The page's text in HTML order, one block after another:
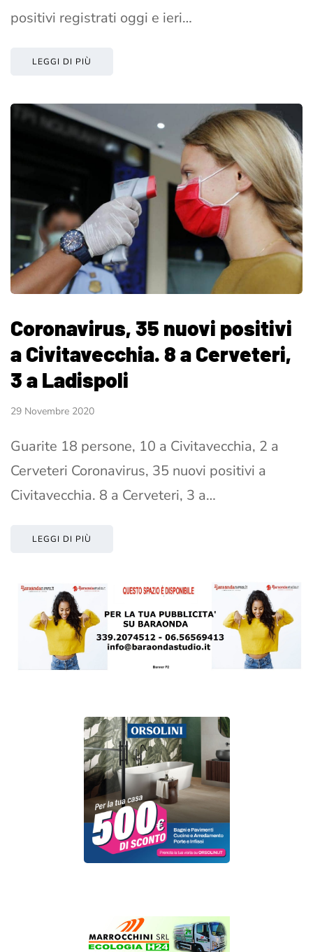
positivi registrati oggi e ieri…
LEGGI DI PIÙ
Coronavirus, 35 nuovi positivi
a Civitavecchia. 8 a Cerveteri,
3 a Ladispoli
29 Novembre 2020
Guarite 18 persone, 10 a Civitavecchia, 2 a
Cerveteri Coronavirus, 35 nuovi positivi a
Civitavecchia. 8 a Cerveteri, 3 a…
LEGGI DI PIÙ